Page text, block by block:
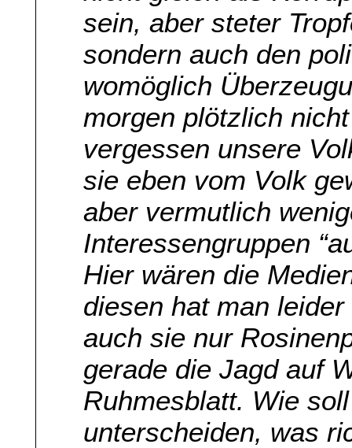
sein, aber steter
sondern auch den
womöglich
morgen plötzlich
vergessen unsere
sie eben vom Volk
aber vermutlich
Interessengruppen
Hier wären die
diesen hat man
auch sie nur
gerade die Jagd auf
Ruhmesblatt. Wie
unterscheiden, was